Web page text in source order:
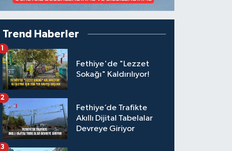
Trend Haberler
Fethiye'de "Lezzet
Sokağı" Kaldırılıyor!
1
Fethiye’de Trafikte
Akıllı Dijital Tabelalar
Devreye Giriyor
2
3